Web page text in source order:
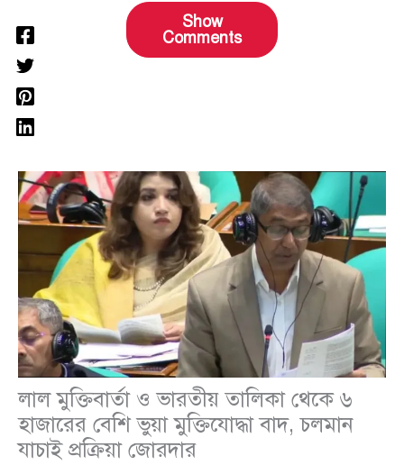
Show
Comments
লাল মুক্তিবার্তা ও ভারতীয় তালিকা থেকে ৬
হাজারের বেশি ভুয়া মুক্তিযোদ্ধা বাদ, চলমান
যাচাই প্রক্রিয়া জোরদার